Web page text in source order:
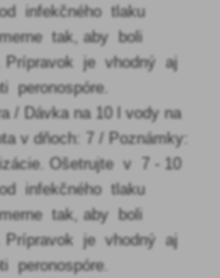
infekčného tlaku
tak, aby boli
Prípravok je vhodný aj
peronospóre.
/ Dávka na 10 l vody na
v dňoch: 7 / Poznámky:
Ošetrujte v 7 - 10
infekčného tlaku
tak, aby boli
Prípravok je vhodný aj
peronospóre.